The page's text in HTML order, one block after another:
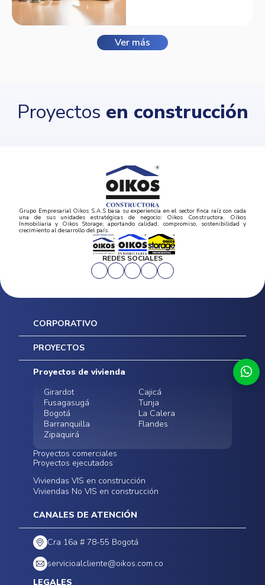
Ver más
Proyectos en construcción
Grupo Empresarial Oikos S.A.S basa su experiencia en el sector finca raíz con cada
una de sus unidades estratégicas de negocio: Oikos Constructora, Oikos
Inmobiliaria y Oikos Storage; aportando calidad, compromiso, sostenibilidad y
crecimiento al desarrollo del país.
REDES SOCIALES
CORPORATIVO
Inicio
Mapa del sitio
Postventas
Contratación Directa
Noticias
PROYECTOS
Proyectos de vivienda
Girardot
Cajicá
Fusagasugá
Tunja
Bogotá
La Calera
Barranquilla
Flandes
Zipaquirá
Proyectos comerciales
Funza
Infinitum Zentral
Bodegas - ALMAX
Centro Comercial
Proyectos ejecutados
Conoce nuestros
proyectos ejecutados
Viviendas VIS en construcción
Viviendas No VIS en construcción
CANALES DE ATENCIÓN
Cra 16a # 78-55 Bogotá
servicioalcliente@oikos.com.co
LEGALES